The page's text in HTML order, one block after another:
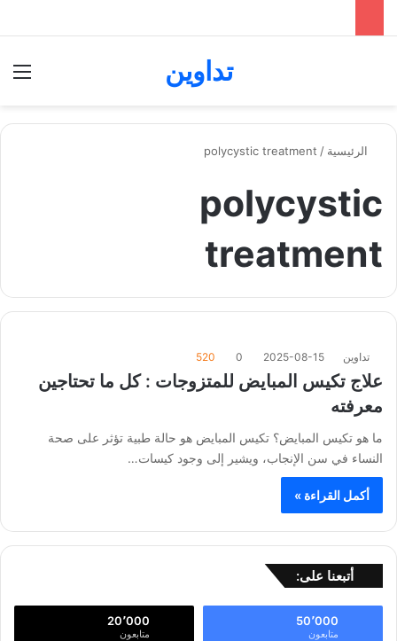
تداوين
الرئيسية /
polycystic treatment
polycystic
treatment
تداوين 2025-08-15
0
520
علاج تكيس المبايض للمتزوجات : كل ما تحتاجين
معرفته
ما هو تكيس المبايض؟ تكيس المبايض هو حالة طبية تؤثر على صحة
النساء في سن الإنجاب، ويشير إلى وجود كيسات…
أكمل القراءة »
أتبعنا على:
50٬000
متابعون
20٬000
متابعون